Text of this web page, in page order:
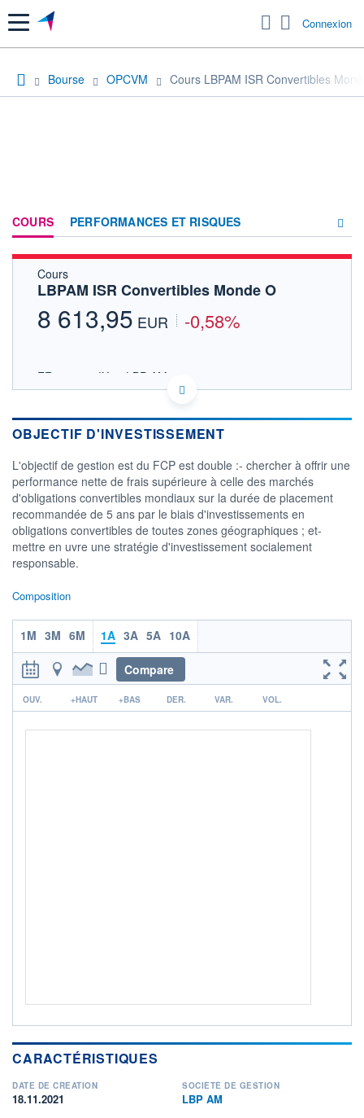
Menu Connexion
Bourse OPCVM Cours LBPAM ISR Convertibles
COURS PERFORMANCES ET RISQUES
FORUM
Cours
LBPAM ISR Convertibles Monde O
8 613,95 EUR -0,58%
FR0014004IX1 - LBP AM
OPCVM DERNIER COURS CONNU AU 16/11/2022
Convertibles International
Couvertes en EUR
FONDS PARTENAIRES
TARIFS PRIVILÉGIÉS 0%
PEA PEA-PME BOURSOVIE LUX
BOURSOVIE
CTO BUSINESS
Non éligible Boursobank
ACTIF NET (EUR)
433M / 31.07.26
NOTATION MORNINGSTAR ⁽¹⁾
RISQUE DU FONDS (SRI)
OBJECTIF D'INVESTISSEMENT
L'objectif de gestion est du FCP est double :- chercher à offrir une
performance nette de frais supérieure à celle des marchés
d'obligations convertibles mondiaux sur la durée de placement
recommandée de 5 ans par le biais d'investissements en
obligations convertibles de toutes zones géographiques ; et-
mettre en uvre une stratégie d'investissement socialement
responsable.
Composition
1M 3M 6M 1A 3A 5A 10A
Compare
r
OUV. +HAUT +BAS DER. VAR. VOL.
CARACTÉRISTIQUES
DATE DE CRÉATION
18.11.2021
SOCIÉTÉ DE GESTION
LBP AM